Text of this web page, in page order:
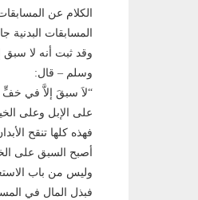
الكلام عن
المسابقات البدنية
وقد ثبت أنه لا
وسلم – قال:
“لاَ سبقَ إلاَّ في
على الإبل وعلى
فهذه كلها تنقح
أصبح السبق على
وليس من باب
فبذل المال في